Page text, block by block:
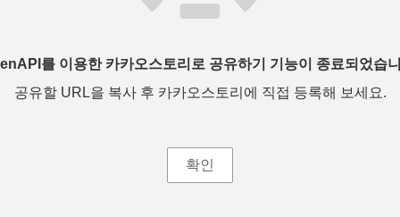
를 이용한 카카오스토리로 공유하기 기능이 종료되었습
공유할 URL을 복사 후 카카오스토리에 직접 등록해 보세요.
확인